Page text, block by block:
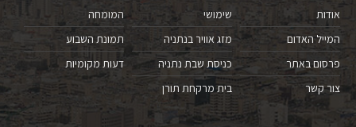
אודות
המייל האדום
פרסום באתר
צור קשר
שימושי
מזג אוויר בנתניה
כניסת שבת נתניה
בית מרקחת תורן
המומחה
תמונת השבוע
דעות מקומיות